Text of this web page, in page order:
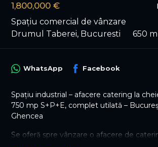
1,800,000 €
Spațiu comercial de vânzare
Drumul Taberei, Bucuresti
650
WhatsApp Facebook
Spațiu industrial – afacere catering la
750 mp S+P+E, complet utilată –
Ghencea
Se oferă spre vânzare o afacere de